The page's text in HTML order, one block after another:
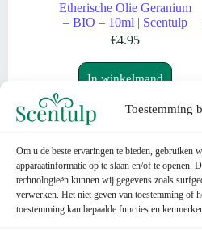
Toestemming
Om u de beste ervaringen te bieden, gebruiken
apparaatinformatie op te slaan en/of te openen.
technologieën kunnen wij gegevens zoals
verwerken. Het niet geven van toestemming of
toestemming kan bepaalde functies en
Etherische Olie Geranium
– BIO – 10ml | Scentulp
€4.95
In winkelmand
Contact